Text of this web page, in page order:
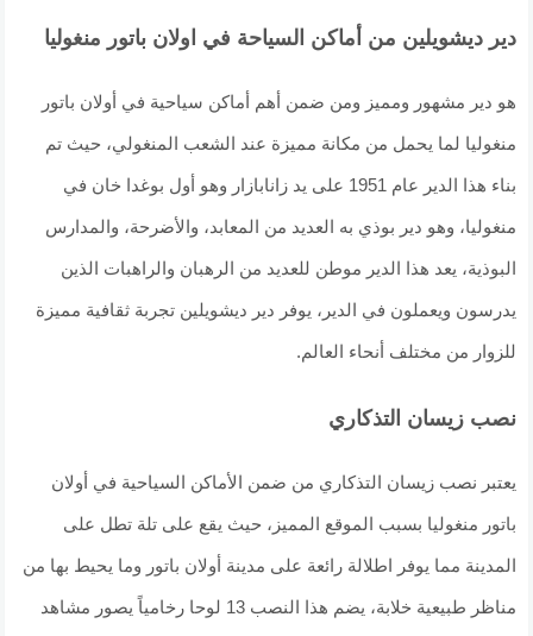
دير ديشويلين من أماكن السياحة في اولان باتور منغوليا
هو دير مشهور ومميز ومن ضمن أهم أماكن سياحية في أولان باتور
منغوليا لما يحمل من مكانة مميزة عند الشعب المنغولي، حيث تم
بناء هذا الدير عام 1951 على يد زانابازار وهو أول بوغدا خان في
منغوليا، وهو دير بوذي به العديد من المعابد، والأضرحة، والمدارس
البوذية، يعد هذا الدير موطن للعديد من الرهبان والراهبات الذين
يدرسون ويعملون في الدير، يوفر دير ديشويلين تجربة ثقافية مميزة
للزوار من مختلف أنحاء العالم.
نصب زيسان التذكاري
يعتبر نصب زيسان التذكاري من ضمن الأماكن السياحية في أولان
باتور منغوليا بسبب الموقع المميز، حيث يقع على تلة تطل على
المدينة مما يوفر اطلالة رائعة على مدينة أولان باتور وما يحيط بها من
مناظر طبيعية خلابة، يضم هذا النصب 13 لوحا رخامياً يصور مشاهد